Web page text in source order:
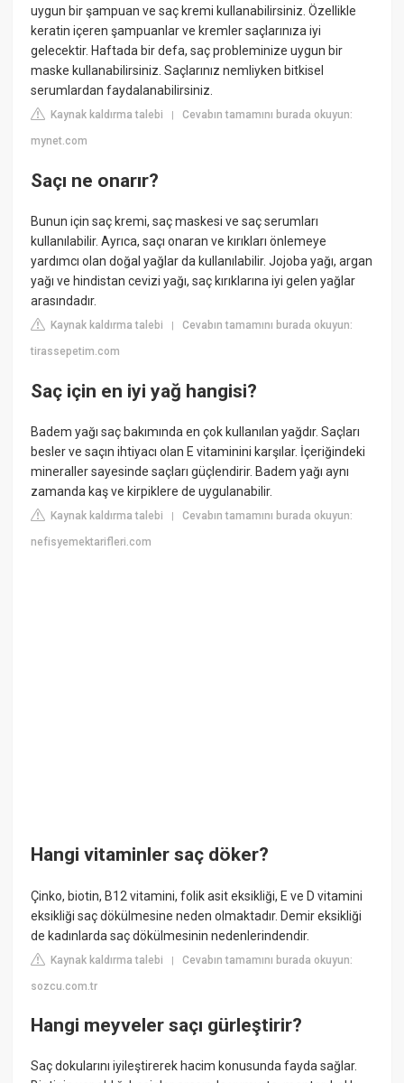
uygun bir şampuan ve saç kremi kullanabilirsiniz. Özellikle
keratin içeren şampuanlar ve kremler saçlarınıza iyi
gelecektir. Haftada bir defa, saç probleminize uygun bir
maske kullanabilirsiniz. Saçlarınız nemliyken bitkisel
serumlardan faydalanabilirsiniz.
Kaynak kaldırma talebi |Cevabın tamamını burada okuyun:
mynet.com
Saçı ne onarır?
Bunun için saç kremi, saç maskesi ve saç serumları
kullanılabilir. Ayrıca, saçı onaran ve kırıkları önlemeye
yardımcı olan doğal yağlar da kullanılabilir. Jojoba yağı, argan
yağı ve hindistan cevizi yağı, saç kırıklarına iyi gelen yağlar
arasındadır.
Kaynak kaldırma talebi |Cevabın tamamını burada okuyun:
tirassepetim.com
Saç için en iyi yağ hangisi?
Badem yağı saç bakımında en çok kullanılan yağdır. Saçları
besler ve saçın ihtiyacı olan E vitaminini karşılar. İçeriğindeki
mineraller sayesinde saçları güçlendirir. Badem yağı aynı
zamanda kaş ve kirpiklere de uygulanabilir.
Kaynak kaldırma talebi |Cevabın tamamını burada okuyun:
nefisyemektarifleri.com
Hangi vitaminler saç döker?
Çinko, biotin, B12 vitamini, folik asit eksikliği, E ve D vitamini
eksikliği saç dökülmesine neden olmaktadır. Demir eksikliği
de kadınlarda saç dökülmesinin nedenlerindendir.
Kaynak kaldırma talebi |Cevabın tamamını burada okuyun:
sozcu.com.tr
Hangi meyveler saçı gürleştirir?
Saç dokularını iyileştirerek hacim konusunda fayda sağlar.